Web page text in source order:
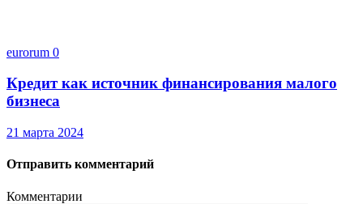
eurorum 0
Кредит как источник финансирования малого
бизнеса
21 марта 2024
Отправить комментарий
Комментарии